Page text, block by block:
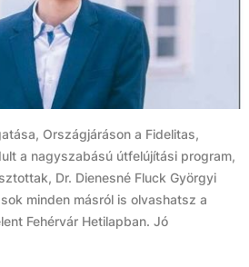
Országjáráson a Fidelitas,
a nagyszabású útfelújítási program,
Dr. Dienesné Fluck Györgyi
minden másról is olvashatsz a
Fehérvár Hetilapban. Jó